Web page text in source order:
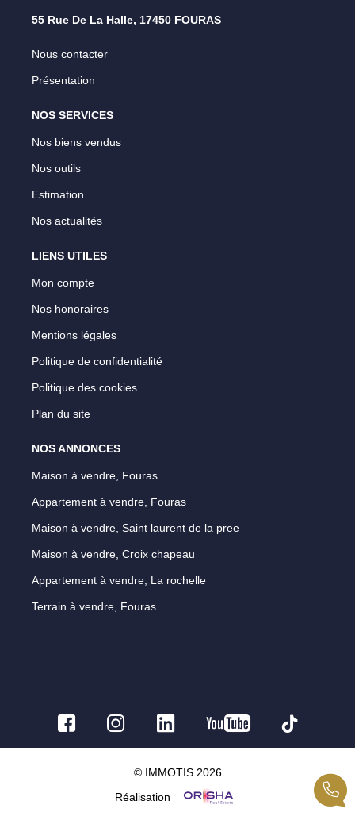
55 Rue De La Halle, 17450 FOURAS
Nous contacter
Présentation
NOS SERVICES
Nos biens vendus
Nos outils
Estimation
Nos actualités
LIENS UTILES
Mon compte
Nos honoraires
Mentions légales
Politique de confidentialité
Politique des cookies
Plan du site
NOS ANNONCES
Maison à vendre, Fouras
Appartement à vendre, Fouras
Maison à vendre, Saint laurent de la pree
Maison à vendre, Croix chapeau
Appartement à vendre, La rochelle
Terrain à vendre, Fouras
© IMMOTIS 2026
Réalisation